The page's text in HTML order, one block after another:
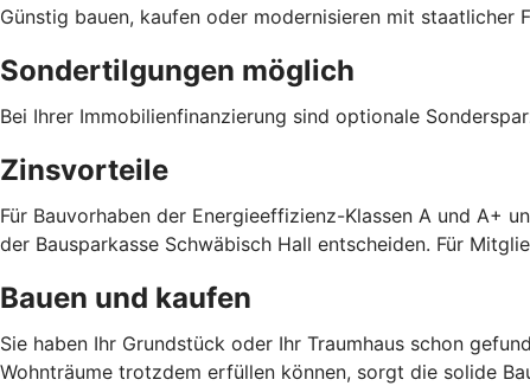
Günstig bauen, kaufen oder modernisieren mit staatlicher
Sondertilgungen möglich
Bei Ihrer Immobilienfinanzierung sind optionale
Zinsvorteile
Für Bauvorhaben der Energieeffizienz-Klassen A und A+
der Bausparkasse Schwäbisch Hall entscheiden. Für
Bauen und kaufen
Sie haben Ihr Grundstück oder Ihr Traumhaus schon
Wohnträume trotzdem erfüllen können, sorgt die solide